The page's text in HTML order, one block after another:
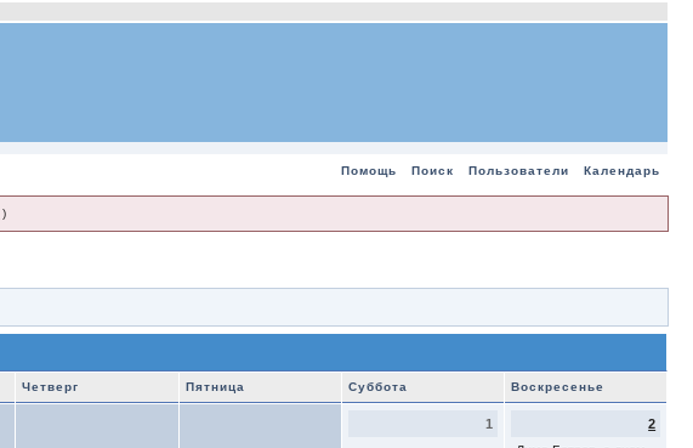
Помощь Поиск Пользователи Календарь
)
Четверг Пятница Суббота Воскресенье
1
2